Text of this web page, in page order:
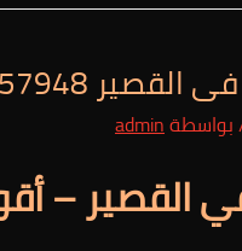
خدمة 24 ساعة
بواسطةadmin
–